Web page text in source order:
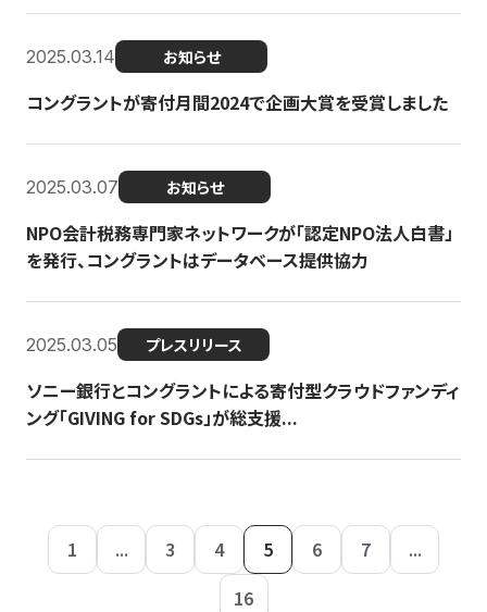
2025.03.14 お知らせ
コングラントが寄付月間2024で企画大賞を受賞しました
2025.03.07 お知らせ
NPO会計税務専門家ネットワークが「認定NPO法人白書」
を発行、コングラントはデータベース提供協力
2025.03.05 プレスリリース
ソニー銀行とコングラントによる寄付型クラウドファンディ
ング「GIVING for SDGs」が総支援...
1 ... 3 4 5 6 7
...
16